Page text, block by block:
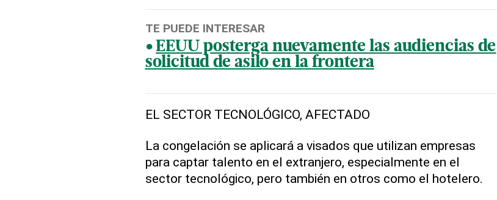
TE PUEDE INTERESAR
EEUU posterga nuevamente las audiencias de
solicitud de asilo en la frontera
EL SECTOR TECNOLÓGICO, AFECTADO
La congelación se aplicará a visados que utilizan empresas
para captar talento en el extranjero, especialmente en el
sector tecnológico, pero también en otros como el hotelero.